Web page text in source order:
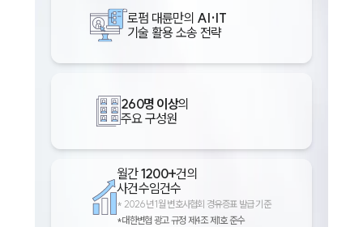
로펌 대륜만의 AI·IT
기술 활용 소송 전략
260명 이상의
주요 구성원
월간1200+건의
사건수임건수
* 2026년 1월 변호사협회 경유증표 발급 기준
*대한변협 광고 규정 제4조 제1호 준수